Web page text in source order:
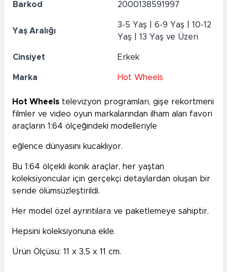
Barkod 2000138591997
Yaş Aralığı
3-5 Yaş | 6-9 Yaş | 10-12
Yaş | 13 Yaş ve Üzeri
Cinsiyet Erkek
Marka Hot Wheels
Hot Wheels televizyon programları, gişe rekortmeni
filmler ve video oyun markalarından ilham alan favori
araçların 1:64 ölçeğindeki modelleriyle
eğlence dünyasını kucaklıyor.
Bu 1:64 ölçekli ikonik araçlar, her yaştan
koleksiyoncular için gerçekçi detaylardan oluşan bir
seride ölümsüzleştirildi.
Her model özel ayrıntılara ve paketlemeye sahiptir.
Hepsini koleksiyonuna ekle.
Ürün Ölçüsü: 11 x 3,5 x 11 cm.